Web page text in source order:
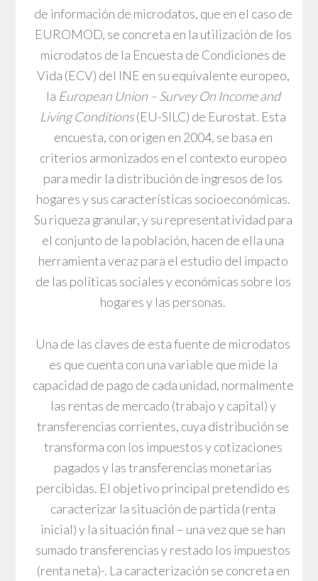
de información de microdatos, que en el caso de
EUROMOD, se concreta en la utilización de los
microdatos de la Encuesta de Condiciones de
Vida (ECV) del INE en su equivalente europeo,
la European Union – Survey On Income and
Living Conditions(EU-SILC) de Eurostat. Esta
encuesta, con origen en 2004, se basa en
criterios armonizados en el contexto europeo
para medir la distribución de ingresos de los
hogares y sus características socioeconómicas.
Su riqueza granular, y su representatividad para
el conjunto de la población, hacen de ella una
herramienta veraz para el estudio del impacto
de las políticas sociales y económicas sobre los
hogares y las personas.
Una de las claves de esta fuente de microdatos
es que cuenta con una variable que mide la
capacidad de pago de cada unidad, normalmente
las rentas de mercado (trabajo y capital) y
transferencias corrientes, cuya distribución se
transforma con los impuestos y cotizaciones
pagados y las transferencias monetarias
percibidas. El objetivo principal pretendido es
caracterizar la situación de partida (renta
inicial) y la situación final – una vez que se han
sumado transferencias y restado los impuestos
(renta neta)-. La caracterización se concreta en